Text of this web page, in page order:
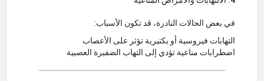
في بعض الحالات النادرة، قد تكون الأسباب:
التهابات فيروسية أو بكتيرية تؤثر على الأعصاب
اضطرابات مناعية تؤدي إلى التهاب الضفيرة العصبية